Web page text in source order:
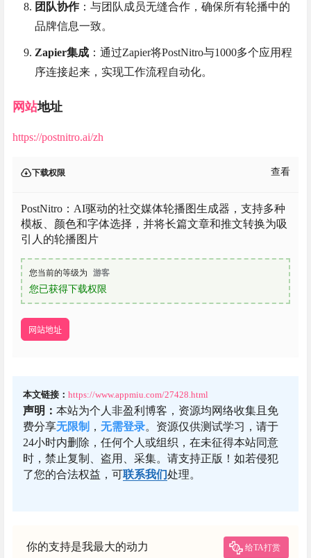
团队协作：与团队成员无缝合作，确保所有轮播中的
品牌信息一致。
Zapier集成 ：通过Zapier将PostNitro与1000多个应用程
序连接起来，实现工作流程自动化。
网站地址
https://postnitro.ai/zh
下载权限 查看
PostNitro：AI驱动的社交媒体轮播图生成器，支持多种
模板、颜色和字体选择，并将长篇文章和推文转换为吸
引人的轮播图片
您当前的等级为 游客
您已获得下载权限
网站地址
本文链接： https://www.appmiu.com/27428.html
声明： 本站为个人非盈利博客，资源均网络收集且免
费分享无限制 ， 无需登录。资源仅供测试学习，请于
24小时内删除，任何个人或组织，在未征得本站同意
时，禁止复制、盗用、采集。请支持正版！如若侵犯
了您的合法权益，可联系我们处理。
你的支持是我最大的动力 给TA打赏